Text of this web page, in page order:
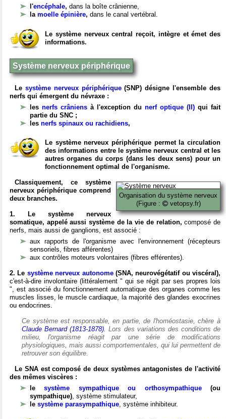
l'encéphale, dans la boîte crânienne,
la moelle épinière, dans le canal vertébral.
Le système nerveux central reçoit, intègre et émet des
informations.
Système nerveux périphérique
Le système nerveux périphérique(SNP) désigne l'ensemble des
nerfs qui émergent du névraxe :
les nerfs crâniens à l'exception du nerf optique (II) qui fait
partie du SNC ;
les nerfs spinaux ou rachidiens,
Le système nerveux périphérique permet la circulation
des informations entre le système nerveux central et les
autres organes du corps (dans les deux sens) pour un
fonctionnement optimal de l'organisme.
Organisation du système nerveux
(Figure :
vetopsy.fr)
Classiquement, ce système
nerveux périphérique comprend
deux branches.
1. Le système nerveux
somatique, appelé aussi système de la vie de relation, composé de
nerfs, mais aussi de ganglions, est associé :
aux rapports de l'organisme avec l'environnement (récepteurs
sensoriels, fibres afférentes)
aux contrôles moteurs volontaires (fibres efférentes).
2. Le système nerveux autonome(SNA, neurovégétatif ou viscéral),
c'est-à-dire involontaire (littéralement " qui se régit par ses propres lois
", est associé du fonctionnement automatique des organes comme les
muscles lisses, le muscle cardiaque, la majorité des glandes exocrines
ou endocrines.
Ce système est responsable, en partie, de l'homéostasie, chère à
Claude Bernard (1813-1878). Lors des variations des conditions de
milieu, l'organisme réagit par une série de modifications
physiologiques, mais aussi comportementales, qui lui permettent de
retrouver son équilibre.
Le SNA est composé de deux systèmes antagonistes de l'activité
des mêmes viscères :
lesystème sympathique ou orthosympathique(ou
sympathique), système stimulateur,
le système parasympathique, système inhibiteur.